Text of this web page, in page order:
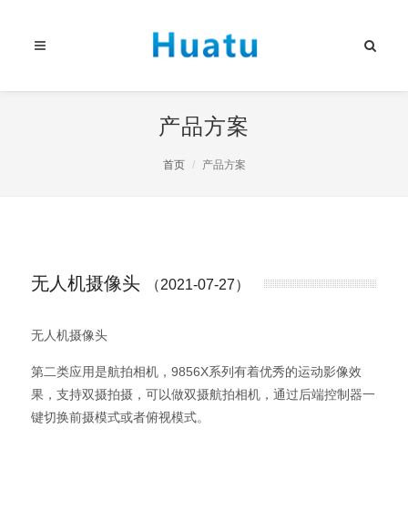
产品方案
首页 产品方案
无人机摄像头 （2021-07-27）
无人机摄像头
第二类应用是航拍相机，9856X系列有着优秀的运动影像效
果，支持双摄拍摄，可以做双摄航拍相机，通过后端控制器一
键切换前摄模式或者俯视模式。